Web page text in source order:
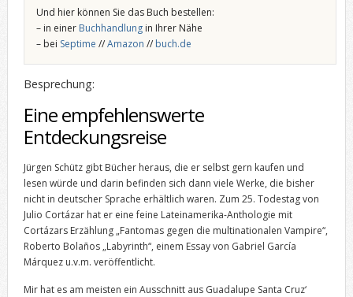
Und hier können Sie das Buch bestellen:
– in einer Buchhandlungin Ihrer Nähe
– bei Septime //Amazon // buch.de
Besprechung:
Eine empfehlenswerte
Entdeckungsreise
Jürgen Schütz gibt Bücher heraus, die er selbst gern kaufen und
lesen würde und darin befinden sich dann viele Werke, die bisher
nicht in deutscher Sprache erhältlich waren. Zum 25. Todestag von
Julio Cortázar hat er eine feine Lateinamerika-Anthologie mit
Cortázars Erzählung „Fantomas gegen die multinationalen Vampire“,
Roberto Bolaños „Labyrinth“, einem Essay von Gabriel García
Márquez u.v.m. veröffentlicht.
Mir hat es am meisten ein Ausschnitt aus Guadalupe Santa Cruz‘